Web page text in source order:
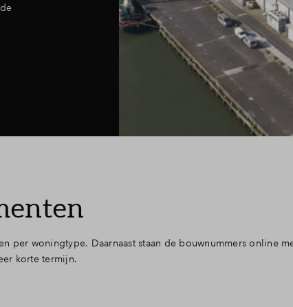
woningtype. Daarnaast staan de bouwnummers online
korte termijn.